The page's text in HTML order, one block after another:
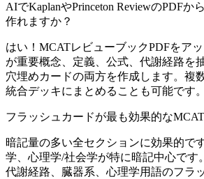
AIでKaplanやPrinceton ReviewのPDFか
作れますか？
はい！MCATレビューブックPDFをア
が重要概念、定義、公式、代謝経路を
穴埋めカードの両方を作成します。複
統合デッキにまとめることも可能です。
フラッシュカードが最も効果的な
暗記量の多い全セクションに効果的で
学、心理学/社会学が特に暗記中心です
代謝経路、臓器系、心理学用語のフラ